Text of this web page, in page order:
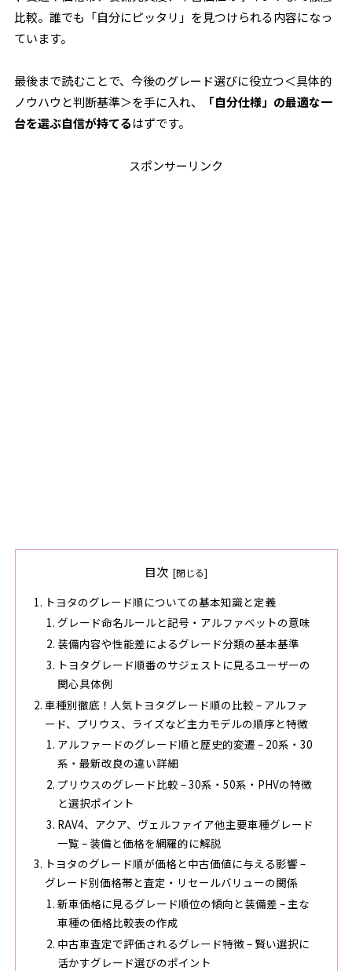
比較。誰でも「自分にピッタリ」を見つけられる内容になっ
ています。
最後まで読むことで、今後のグレード選びに役立つ＜具体的
ノウハウと判断基準＞を手に入れ、
「自分仕様」の最適な一
台を選ぶ自信が持てるはずです。
スポンサーリンク
目次
トヨタのグレード順についての基本知識と定義
グレード命名ルールと記号・アルファベットの意味
装備内容や性能差によるグレード分類の基本基準
トヨタグレード順番のサジェストに見るユーザーの
関心具体例
車種別徹底！人気トヨタグレード順の比較 – アルファ
ード、プリウス、ライズなど主力モデルの順序と特徴
アルファードのグレード順と歴史的変遷 – 20系・30
系・最新改良の違い詳細
プリウスのグレード比較 – 30系・50系・PHVの特徴
と選択ポイント
RAV4、アクア、ヴェルファイア他主要車種グレード
一覧 – 装備と価格を網羅的に解説
トヨタのグレード順が価格と中古価値に与える影響 –
グレード別価格帯と査定・リセールバリューの関係
新車価格に見るグレード順位の傾向と装備差 – 主な
車種の価格比較表の作成
中古車査定で評価されるグレード特徴 – 賢い選択に
活かすグレード選びのポイント